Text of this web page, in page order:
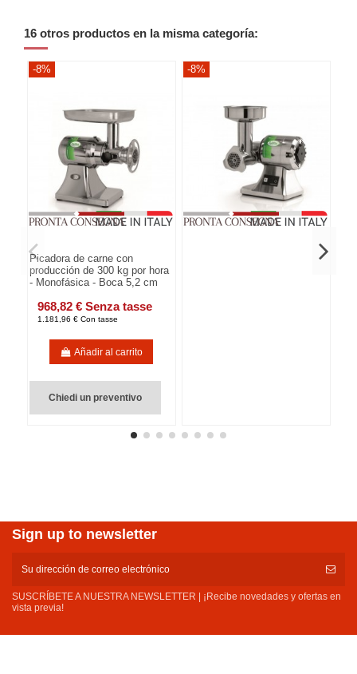
16 otros productos en la misma categoría:
-8%
Picadora de carne con
producción de 300 kg por hora
- Monofásica - Boca 5,2 cm
968,82 € Senza tasse
1.181,96 € Con tasse
Añadir al carrito
Chiedi un preventivo
-8%
Sign up to newsletter
SUSCRÍBETE A NUESTRA NEWSLETTER | ¡Recibe novedades y ofertas en
vista previa!